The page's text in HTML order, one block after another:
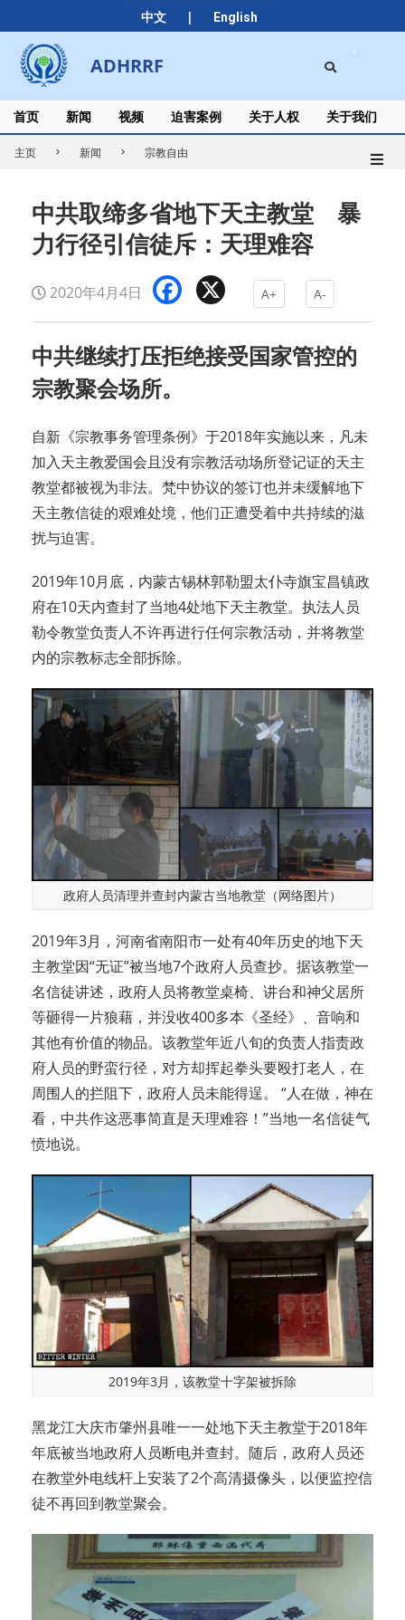
中文 | English
to
content
ADHRRF
Secondary
Navigation
Menu
首页 新闻 视频 迫害案例 关于人权 关于我们
主页 新闻 宗教自由
中共取缔多省地下天主教堂 暴
力行径引信徒斥：天理难容
2020年4月4日 Facebook A+ A-
中共继续打压拒绝接受国家管控的
宗教聚会场所。
自新《宗教事务管理条例》于2018年实施以来，凡未
加入天主教爱国会且没有宗教活动场所登记证的天主
教堂都被视为非法。梵中协议的签订也并未缓解地下
天主教信徒的艰难处境，他们正遭受着中共持续的滋
扰与迫害。
2019年10月底，内蒙古锡林郭勒盟太仆寺旗宝昌镇政
府在10天内查封了当地4处地下天主教堂。执法人员
勒令教堂负责人不许再进行任何宗教活动，并将教堂
内的宗教标志全部拆除。
政府人员清理并查封内蒙古当地教堂（网络图片）
2019年3月，河南省南阳市一处有40年历史的地下天
主教堂因“无证”被当地7个政府人员查抄。据该教堂一
名信徒讲述，政府人员将教堂桌椅、讲台和神父居所
等砸得一片狼藉，并没收400多本《圣经》、音响和
其他有价值的物品。该教堂年近八旬的负责人指责政
府人员的野蛮行径，对方却挥起拳头要殴打老人，在
周围人的拦阻下，政府人员未能得逞。 “人在做，神在
看，中共作这恶事简直是天理难容！”当地一名信徒气
愤地说。
2019年3月，该教堂十字架被拆除
黑龙江大庆市肇州县唯一一处地下天主教堂于2018年
年底被当地政府人员断电并查封。随后，政府人员还
在教堂外电线杆上安装了2个高清摄像头，以便监控信
徒不再回到教堂聚会。